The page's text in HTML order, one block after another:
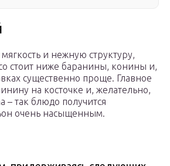
и нежную структуру,
стоит ниже баранины, конины и,
существенно проще. Главное
на косточке и, желательно,
– так блюдо получится
очень насыщенным.